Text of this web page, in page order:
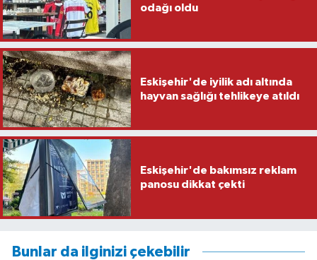
odağı oldu
Eskişehir'de iyilik adı altında
hayvan sağlığı tehlikeye atıldı
Eskişehir'de bakımsız reklam
panosu dikkat çekti
Bunlar da ilginizi çekebilir